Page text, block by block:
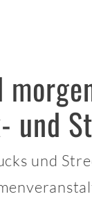
und
und